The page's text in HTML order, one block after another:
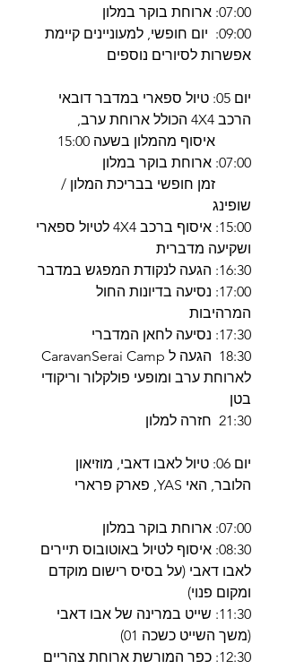
07:00: ארוחת בוקר במלון
09:00: יום חופשי, למעוניינים קיימת
אפשרות לסיורים נוספים
יום 05: טיול ספארי במדבר דובאי
הרכב 4X4 הכולל ארוחת ערב,
איסוף מהמלון בשעה 15:00
07:00: ארוחת בוקר במלון
זמן חופשי בבריכת המלון /
שופינג
15:00: איסוף ברכב 4X4 לטיול ספארי
ושקיעה מדברית
16:30: הגעה לנקודת המפגש במדבר
17:00: נסיעה בדיונות החול
המרהיבות
17:30: נסיעה לחאן המדברי
18:30 הגעה ל CaravanSerai Camp
לארוחת ערב ומופעי פולקלור וריקודי
בטן
21:30 חזרה למלון
יום 06: טיול לאבו דאבי, מוזיאון
הלובר, האי YAS, פארק פרארי
07:00: ארוחת בוקר במלון
08:30: איסוף לטיול באוטובוס תיירים
לאבו דאבי (על בסיס רישום מוקדם
ומקום פנוי)
11:30: שייט במרינה של אבו דאבי
(משך השייט כשכה 01)
12:30: כפר המורשת ארוחת צהריים